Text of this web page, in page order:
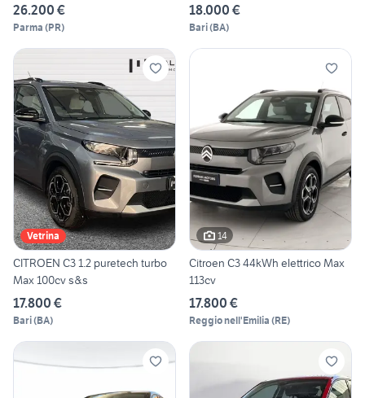
26.200 €
Parma (PR)
18.000 €
Bari(BA)
Vetrina
CITROEN C3 1.2 puretech turbo
Max 100cv s&s
17.800 €
Bari(BA)
14
Citroen C3 44kWh elettrico Max
113cv
17.800 €
Reggio nell'Emilia (RE)